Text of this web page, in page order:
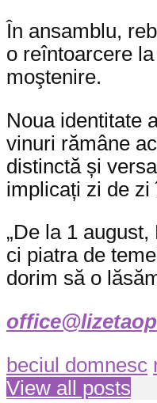
În ansamblu,
o reîntoarcere
moştenire.
Noua identitate
vinuri rămâne
distinctă și
implicați zi de zi
„De la 1
ci piatra de
dorim să o
beciul domnesc
View all posts